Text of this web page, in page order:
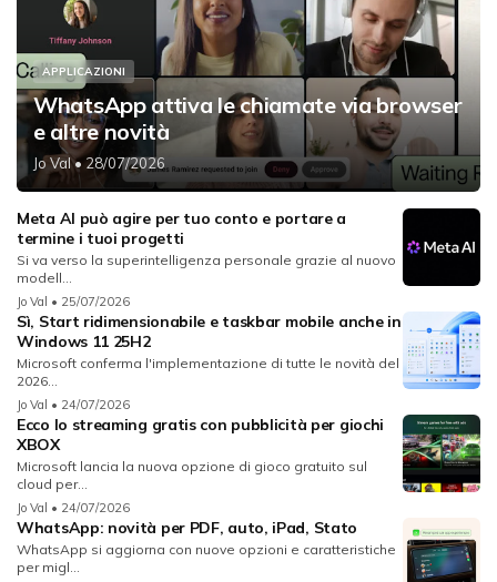
APPLICAZIONI
WhatsApp attiva le chiamate via browser
e altre novità
Jo Val• 28/07/2026
Meta AI può agire per tuo conto e portare a
termine i tuoi progetti
Si va verso la superintelligenza personale grazie al nuovo
modell...
Jo Val • 25/07/2026
Sì, Start ridimensionabile e taskbar mobile anche in
Windows 11 25H2
Microsoft conferma l'implementazione di tutte le novità del
2026...
Jo Val • 24/07/2026
Ecco lo streaming gratis con pubblicità per giochi
XBOX
Microsoft lancia la nuova opzione di gioco gratuito sul
cloud per...
Jo Val • 24/07/2026
WhatsApp: novità per PDF, auto, iPad, Stato
WhatsApp si aggiorna con nuove opzioni e caratteristiche
per migl...